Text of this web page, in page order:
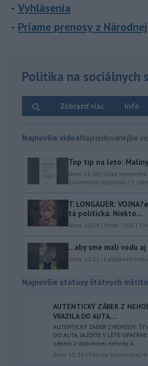
Vyhlásenia
Priame prenosy z
Politika na sociálnych
Info
Zobraziť viac
Najnovšie videáNajsledovanejšie
Top tip na leto:
dnes 11:00 | Úrad
Slovenskej republiky | 1
T. LONGAUER:
tá politická. Niekto...
dnes 10:59 | Smer - SSD |
...aby sme mali vodu
dnes 10:31 | Laššáková
Najnovšie statusy štátnych
AUTENTICKÝ ZÁBER Z
VRAZILA DO AUTA, ...
AUTENTICKÝ ZÁBER Z NEHODY:
DO AUTA, JAZDITE V LETE
zábery z dopravnej nehody, k...
dnes 11:36 | Polícia Slovenskej